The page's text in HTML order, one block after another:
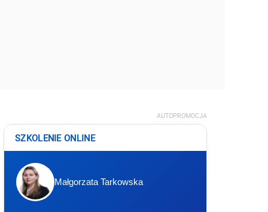
AUTOPROMOCJA
SZKOLENIE ONLINE
Małgorzata Tarkowska